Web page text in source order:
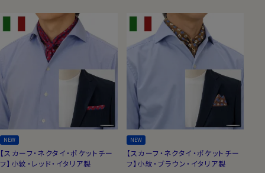
NEW
【スカーフ・ネクタイ・ポケットチー
フ】小紋・レッド・イタリア製
NEW
【スカーフ・ネクタイ・ポケットチー
フ】小紋・ブラウン・イタリア製